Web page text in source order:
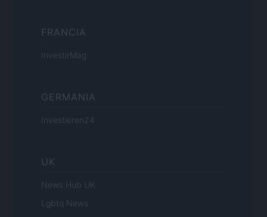
FRANCIA
InvestirMag
GERMANIA
Investieren24
UK
News Hub UK
Lgbtq News